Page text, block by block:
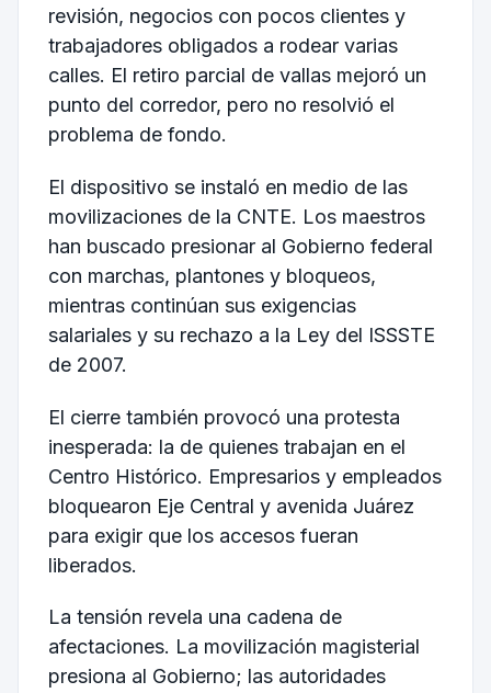
revisión, negocios con pocos clientes y
trabajadores obligados a rodear varias
calles. El retiro parcial de vallas mejoró un
punto del corredor, pero no resolvió el
problema de fondo.
El dispositivo se instaló en medio de las
movilizaciones de la CNTE. Los maestros
han buscado presionar al Gobierno federal
con marchas, plantones y bloqueos,
mientras continúan sus exigencias
salariales y su rechazo a la Ley del ISSSTE
de 2007.
El cierre también provocó una protesta
inesperada: la de quienes trabajan en el
Centro Histórico. Empresarios y empleados
bloquearon Eje Central y avenida Juárez
para exigir que los accesos fueran
liberados.
La tensión revela una cadena de
afectaciones. La movilización magisterial
presiona al Gobierno; las autoridades